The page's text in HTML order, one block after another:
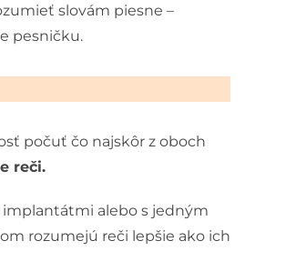
slovám piesne –
pesničku.
počuť čo najskôr z oboch
reči.
alebo s jedným
rozumejú reči lepšie ako ich